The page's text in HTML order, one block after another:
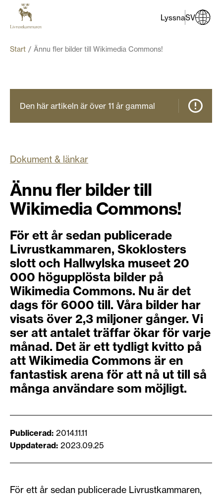
LyssnaSV
Start Ännu fler bilder till Wikimedia Commons!
Den här artikeln är över 11 år gammal
Dokument & länkar
Ännu fler bilder till
Wikimedia Commons!
För ett år sedan publicerade
Livrustkammaren, Skoklosters
slott och Hallwylska museet 20
000 högupplösta bilder på
Wikimedia Commons. Nu är det
dags för 6000 till. Våra bilder har
visats över 2,3 miljoner gånger. Vi
ser att antalet träffar ökar för varje
månad. Det är ett tydligt kvitto på
att Wikimedia Commons är en
fantastisk arena för att nå ut till så
många användare som möjligt.
Publicerad 2014.11.11
Uppdaterad 2023.09.25
För ett år sedan publicerade Livrustkammaren,